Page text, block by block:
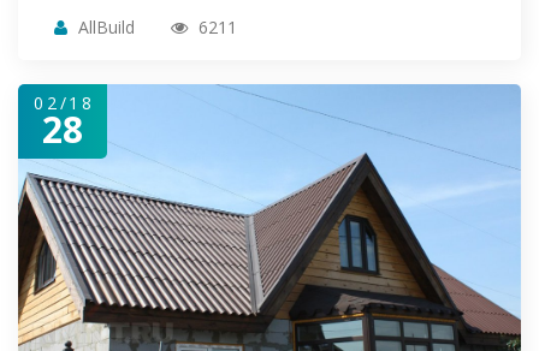
AllBuild 6211
02/18
28